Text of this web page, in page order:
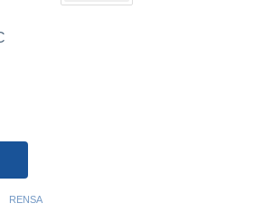
produktsidan
kr
RENSA